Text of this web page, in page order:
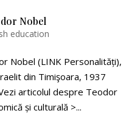
Nobel
education
Nobel (LINK Personalități),
din Timişoara, 1937
articolul despre Teodor
și culturală >...